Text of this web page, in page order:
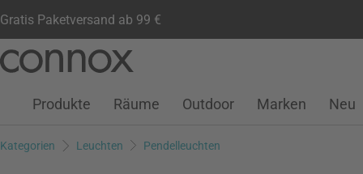
Gratis Paketversand ab 99 €
Seiteninhalt
Suchfeld
Kundenkonto
Wunschliste
Warenkorb
Produkte Räume Outdoor Marken Neu
Kategorien Leuchten Pendelleuchten